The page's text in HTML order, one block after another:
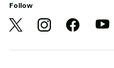
Follow